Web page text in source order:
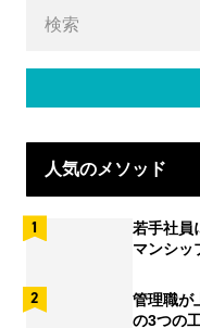
人気のメソッド
若手社員
マンシッ
管理職が
の3つの